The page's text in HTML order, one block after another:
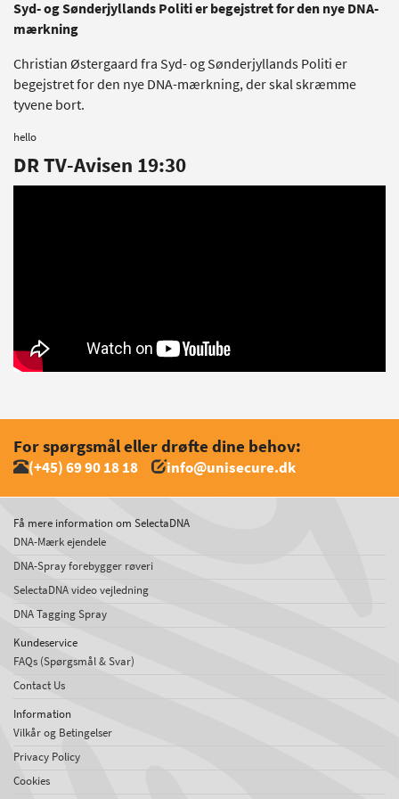
Syd- og Sønderjyllands Politi er begejstret for den nye DNA-
mærkning
Christian Østergaard fra Syd- og Sønderjyllands Politi er
begejstret for den nye DNA-mærkning, der skal skræmme
tyvene bort.
hello
DR TV-Avisen 19:30
For spørgsmål eller drøfte dine behov:
(+45) 69 90 18 18 info@unisecure.dk
Få mere information om SelectaDNA
DNA-Mærk ejendele
DNA-Spray forebygger røveri
SelectaDNA video vejledning
DNA Tagging Spray
Kundeservice
FAQs (Spørgsmål & Svar)
Contact Us
Information
Vilkår og Betingelser
Privacy Policy
Cookies